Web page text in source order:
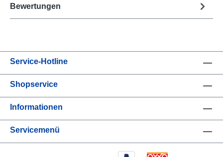
Bewertungen
Service-Hotline
Shopservice
Informationen
Servicemenü